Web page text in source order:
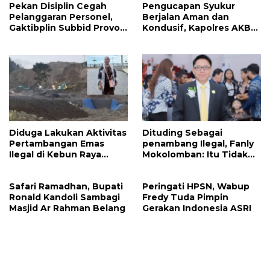
Pekan Disiplin Cegah
Pelanggaran Personel,
Gaktibplin Subbid Provos
Pengucapan Syukur
Berjalan Aman dan
Kondusif, Kapolres AKBP
Mitra
Diduga Lakukan Aktivitas
Pertambangan Emas
Ilegal di Kebun Raya
Sondakh
Dituding Sebagai
penambang Ilegal, Fanly
Mokolomban: Itu Tidak
Safari Ramadhan, Bupati
Ronald Kandoli Sambagi
Masjid Ar Rahman Belang
Peringati HPSN, Wabup
Fredy Tuda Pimpin
Gerakan Indonesia ASRI